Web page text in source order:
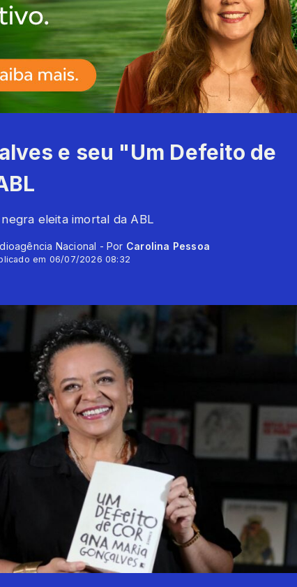
e seu "Um Defeito de
eleita imortal da ABL
Nacional - Por Carolina Pessoa
em 06/07/2026 08:32